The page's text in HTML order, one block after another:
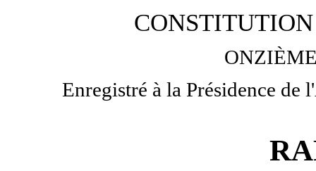
Enregistré à la Présidence de